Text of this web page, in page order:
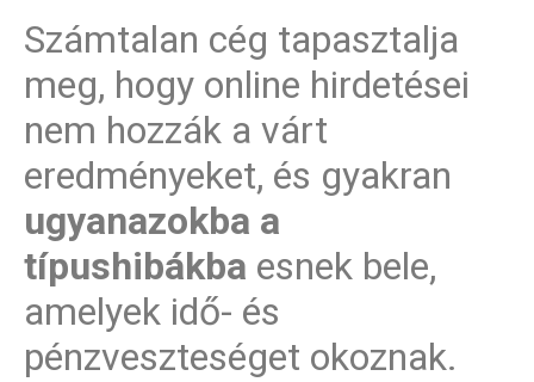
Számtalan cég tapasztalja
meg, hogy online hirdetései
nem hozzák a várt
eredményeket, és gyakran
ugyanazokba a
típushibákba esnek bele,
amelyek idő- és
pénzveszteséget okoznak.